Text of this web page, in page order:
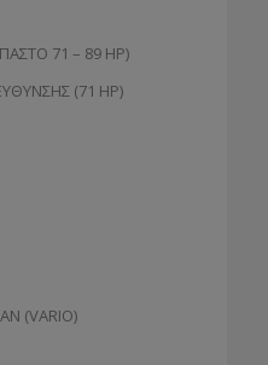
71 – 89 HP)
(71 ΗP)
(VARIO)